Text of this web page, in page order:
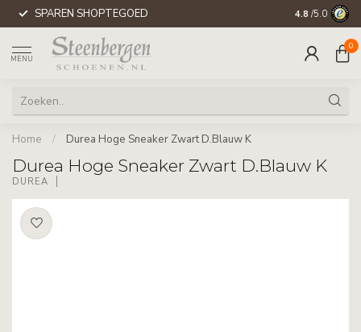
SPAREN SHOPTEGOED 4.8 /5.0
MENU
0
Home / Durea Hoge Sneaker Zwart D.Blauw K
Durea Hoge Sneaker Zwart D.Blauw K
DUREA